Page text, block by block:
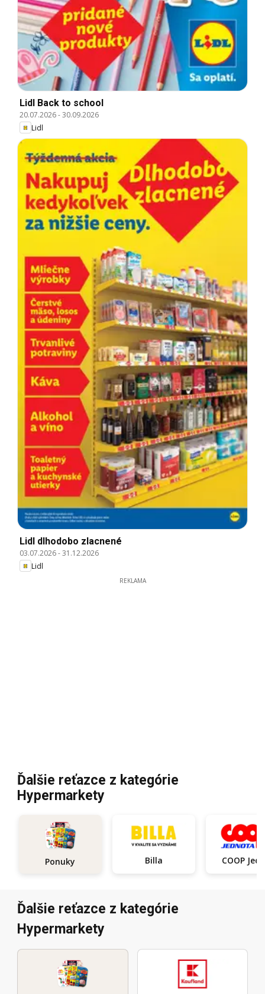
Lidl Back to school
20.07.2026-30.09.2026
Lidl
Lidl dlhodobo zlacnené
03.07.2026-31.12.2026
Lidl
REKLAMA
Ďalšie reťazce z kategórie
Hypermarkety
Ponuky Billa
Ďalšie reťazce z kategórie
Hypermarkety